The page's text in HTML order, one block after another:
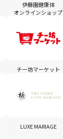
伊藤園健康体
オンラインショップ
チー坊マーケット
LUXE MARIAGE